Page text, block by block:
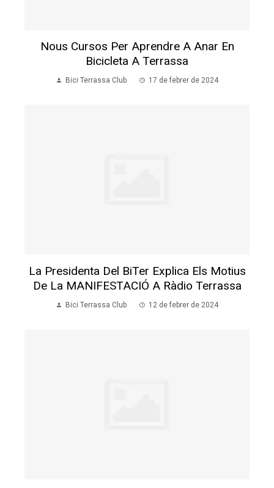
Nous Cursos Per Aprendre A Anar En
Bicicleta A Terrassa
Bici Terrassa Club 17 de febrer de 2024
La Presidenta Del BiTer Explica Els Motius
De La MANIFESTACIÓ A Ràdio Terrassa
Bici Terrassa Club 12 de febrer de 2024